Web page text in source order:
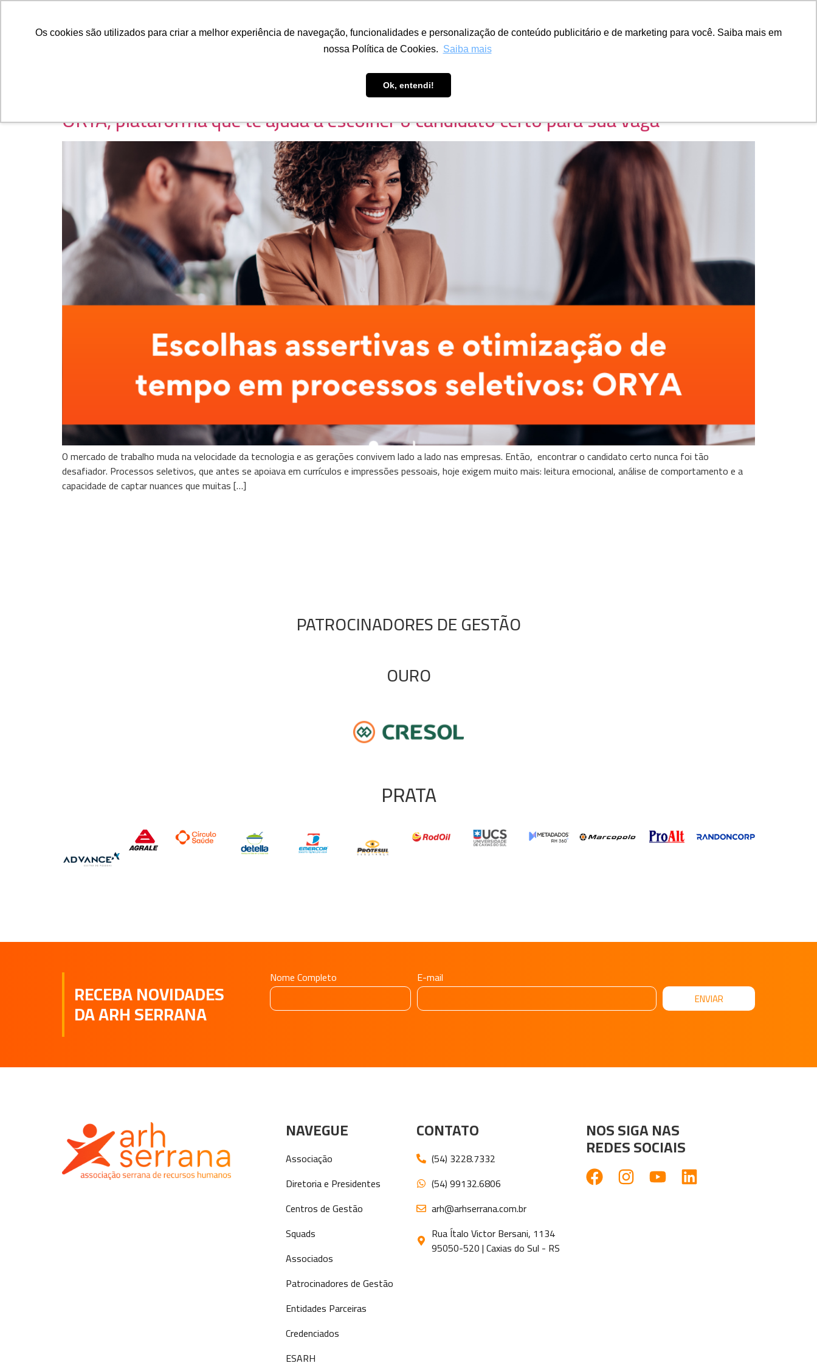
Os cookies são utilizados para criar a melhor experiência de navegação, funcionalidades e personalização de conteúdo publicitário e de marketing para você. Saiba mais em
nossa Política de Cookies. Saiba mais
Ok, entendi!
Quem Somos O Que Fazemos Eventos ESARH Parceiros Sala do Associado Fale Conosco Associe-se
ORYA, plataforma que te ajuda a escolher o candidato certo para sua vaga
O mercado de trabalho muda na velocidade da tecnologia e as gerações convivem lado a lado nas empresas. Então, encontrar o candidato certo nunca foi tão
desafiador. Processos seletivos, que antes se apoiava em currículos e impressões pessoais, hoje exigem muito mais: leitura emocional, análise de comportamento e a
capacidade de captar nuances que muitas […]
PATROCINADORES DE GESTÃO
OURO
PRATA
RECEBA NOVIDADES
DA ARH SERRANA
Nome Completo E-mail
ENVIAR
NAVEGUE
Associação
Diretoria e Presidentes
Centros de Gestão
Squads
Associados
Patrocinadores de Gestão
Entidades Parceiras
Credenciados
ESARH
CONTATO
(54) 3228.7332
(54) 99132.6806
arh@arhserrana.com.br
Rua Ítalo Victor Bersani, 1134
95050-520 | Caxias do Sul - RS
NOS SIGA NAS
REDES SOCIAIS